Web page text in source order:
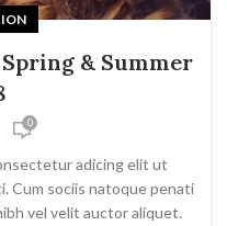
& Summer
0
adicing elit ut
Cum sociis natoque penati
vel velit auctor aliquet.